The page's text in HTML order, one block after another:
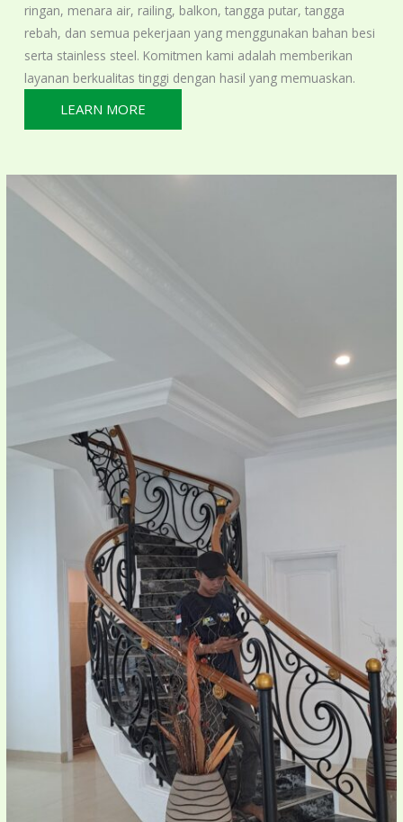
ringan, menara air, railing, balkon, tangga putar, tangga
rebah, dan semua pekerjaan yang menggunakan bahan besi
serta stainless steel. Komitmen kami adalah memberikan
layanan berkualitas tinggi dengan hasil yang memuaskan.
LEARN MORE